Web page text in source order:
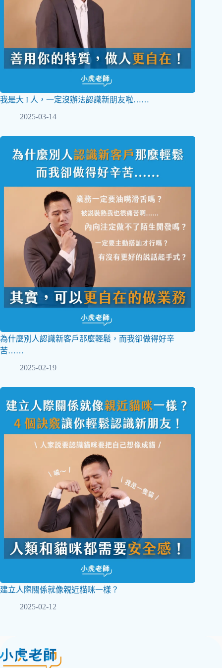
我是大 I 人，一定沒辦法認識新朋友啦……
2025-03-14
為什麼別人認識新客戶那麼輕鬆，而我卻做得好辛
苦……
2025-02-19
建立人際關係就像親近貓咪一樣？
2025-02-12